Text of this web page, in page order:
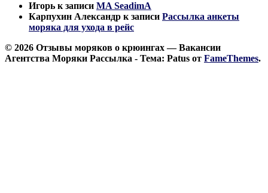
Игорь к записи MA SeadimA
Карпухин Александр к записи Рассылка анкеты
моряка для ухода в рейс
© 2026 Отзывы моряков о крюингах — Вакансии
Агентства Моряки Рассылка - Тема: Patus от FameThemes.